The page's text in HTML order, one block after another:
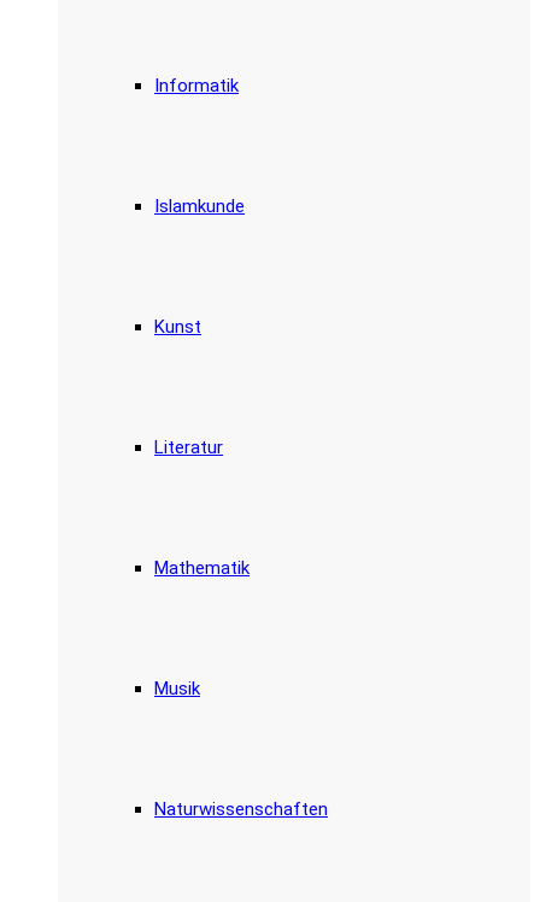
Informatik
Islamkunde
Kunst
Literatur
Mathematik
Musik
Naturwissenschaften